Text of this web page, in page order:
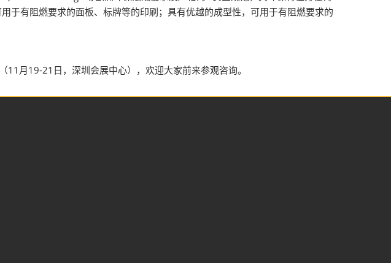
于有阻燃要求的面板、标牌等的印刷；具有优越的成型性，可用于有阻燃要求的
（11月19-21日，深圳会展中心），欢迎大家前来参观咨询。